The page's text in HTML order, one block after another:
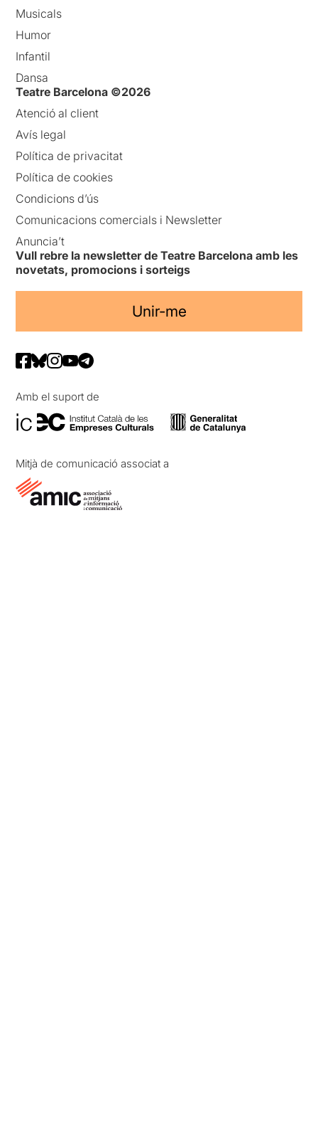
Musicals
Humor
Infantil
Dansa
Teatre Barcelona ©2026
Atenció al client
Avís legal
Política de privacitat
Política de cookies
Condicions d’ús
Comunicacions comercials i Newsletter
Anuncia’t
Vull rebre la newsletter de Teatre Barcelona amb les
novetats, promocions i sorteigs
Unir-me
Amb el suport de
Mitjà de comunicació associat a